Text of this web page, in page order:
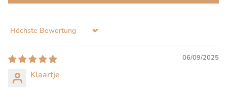
Sort by
06/09/2025
Klaartje